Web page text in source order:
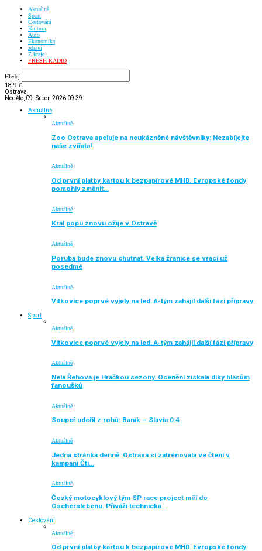
Aktuálně
Sport
Cestování
Kultura
Auto
Ekonomika
zdraví
Z kraje
FRESH RADIO
Hledej
18.9 C
Ostrava
Neděle, 09. Srpen 2026 09:39
Aktuálně
Aktuálně
Zoo Ostrava apeluje na neukázněné návštěvníky: Nezabíjejte
naše zvířata!
Aktuálně
Od první platby kartou k bezpapírové MHD. Evropské fondy
pomohly změnit…
Aktuálně
Král popu znovu ožije v Ostravě
Aktuálně
Poruba bude znovu chutnat. Velká žranice se vrací už
posedmé
Aktuálně
Vítkovice poprvé vyjely na led. A-tým zahájil další fázi přípravy
Sport
Aktuálně
Vítkovice poprvé vyjely na led. A-tým zahájil další fázi přípravy
Aktuálně
Nela Řehová je Hráčkou sezony. Ocenění získala díky hlasům
fanoušků
Aktuálně
Soupeř udeřil z rohů: Baník – Slavia 0:4
Aktuálně
Jedna stránka denně. Ostrava si zatrénovala ve čtení v
kampani Čti…
Aktuálně
Český motocyklový tým SP race project míří do
Oscherslebenu. Přiváží technická…
Cestování
Aktuálně
Od první platby kartou k bezpapírové MHD. Evropské fondy